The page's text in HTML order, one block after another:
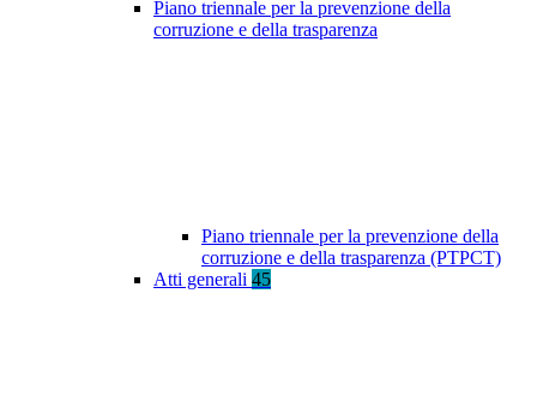
Piano triennale per la prevenzione della
corruzione e della trasparenza
Piano triennale per la prevenzione della
corruzione e della trasparenza (PTPCT)
Atti generali 45